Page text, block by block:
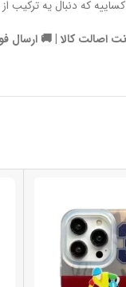
که دنبال یه ترکیب از